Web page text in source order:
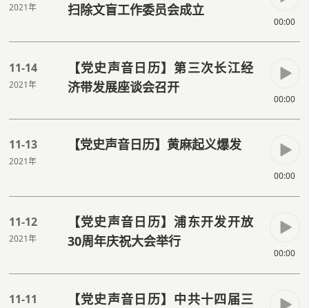
2021年
扫除文盲工作委员会成立
00:00
11-14
2021年
【党史声音日历】第三次长江经
济带发展座谈会召开
00:00
11-13
2021年
【党史声音日历】黄麻起义爆发
00:00
11-12
2021年
【党史声音日历】浦东开发开放
30周年庆祝大会举行
00:00
11-11
【党史声音日历】中共十四届三